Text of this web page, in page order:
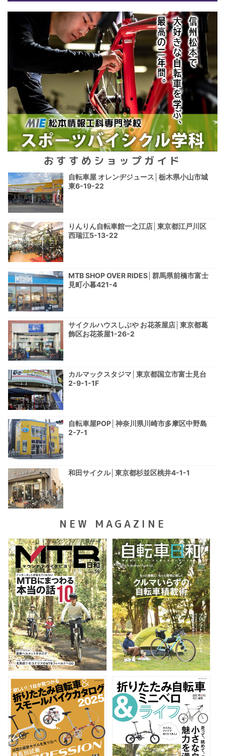
おすすめショップガイド
自転車屋 オレンヂジュース│栃木県小山市城
東6-19-22
りんりん自転車館一之江店│東京都江戸川区
西瑞江5-13-22
MTB SHOP OVER RIDES│群馬県前橋市富士
見町小暮421-4
サイクルハウスしぶや お花茶屋店│東京都葛
飾区お花茶屋1-26-2
カルマックスタジマ│東京都国立市富士見台
2-9-1-1F
自転車屋POP│神奈川県川崎市多摩区中野島
2-7-1
和田サイクル│東京都杉並区桃井4-1-1
NEW MAGAZINE